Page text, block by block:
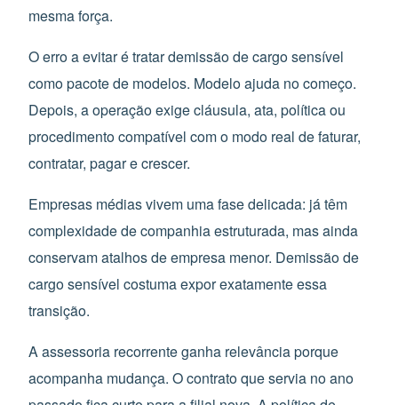
mesma força.
O erro a evitar é tratar demissão de cargo sensível
como pacote de modelos. Modelo ajuda no começo.
Depois, a operação exige cláusula, ata, política ou
procedimento compatível com o modo real de faturar,
contratar, pagar e crescer.
Empresas médias vivem uma fase delicada: já têm
complexidade de companhia estruturada, mas ainda
conservam atalhos de empresa menor. Demissão de
cargo sensível costuma expor exatamente essa
transição.
A assessoria recorrente ganha relevância porque
acompanha mudança. O contrato que servia no ano